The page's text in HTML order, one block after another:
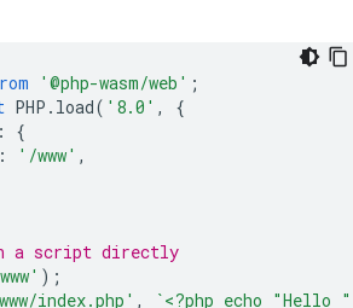
'@php-wasm/web' ;
PHP . load( '8.0' ,
{
:
{
: '/www' ,
a script directly
);
index.php' ,
`<?php echo "Hello